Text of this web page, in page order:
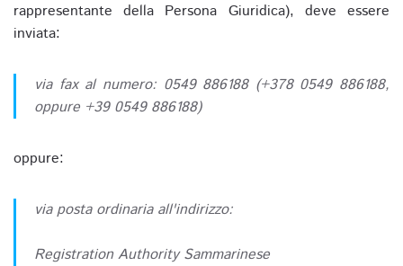
rappresentante della Persona Giuridica), deve essere
inviata:
via fax al numero: 0549 886188 (+378 0549 886188,
oppure +39 0549 886188)
oppure:
via posta ordinaria all'indirizzo:
Registration Authority Sammarinese